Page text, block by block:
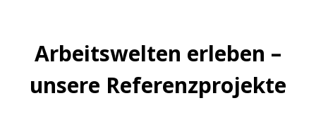
Arbeitswelten erleben –
unsere Referenzprojekte